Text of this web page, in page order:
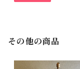
その他の商品